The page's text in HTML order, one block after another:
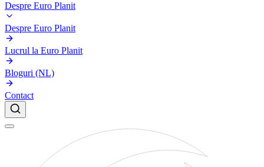
Despre Euro Planit
Despre Euro Planit
Lucrul la Euro Planit
Bloguri (NL)
Contact